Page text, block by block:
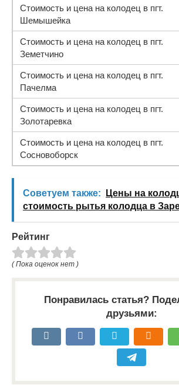
Стоимость и цена на колодец в пгт.
Шемышейка
Стоимость и цена на колодец в пгт.
Земетчино
Стоимость и цена на колодец в пгт.
Пачелма
Стоимость и цена на колодец в пгт.
Золотаревка
Стоимость и цена на колодец в пгт.
Сосновоборск
Советуем также:
Цены на
стоимость рытья колодца в
Рейтинг
( Пока оценок нет )
Понравилась статья?
друзьями: